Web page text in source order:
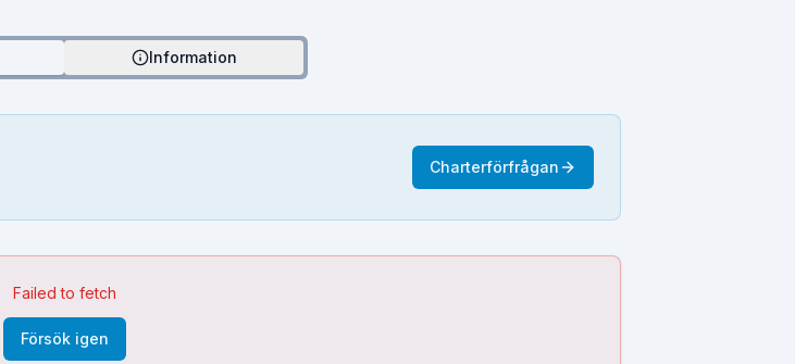
Information
Charterförfrågan
Failed to fetch
Försök igen